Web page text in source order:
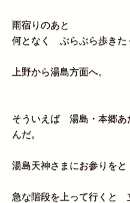
雨宿りのあと
何となく ぶらぶら歩きた
上野から湯島方面へ。
そういえば 湯島・本郷あ
んだ。
湯島天神さまにお参りをと
急な階段を上って行くと